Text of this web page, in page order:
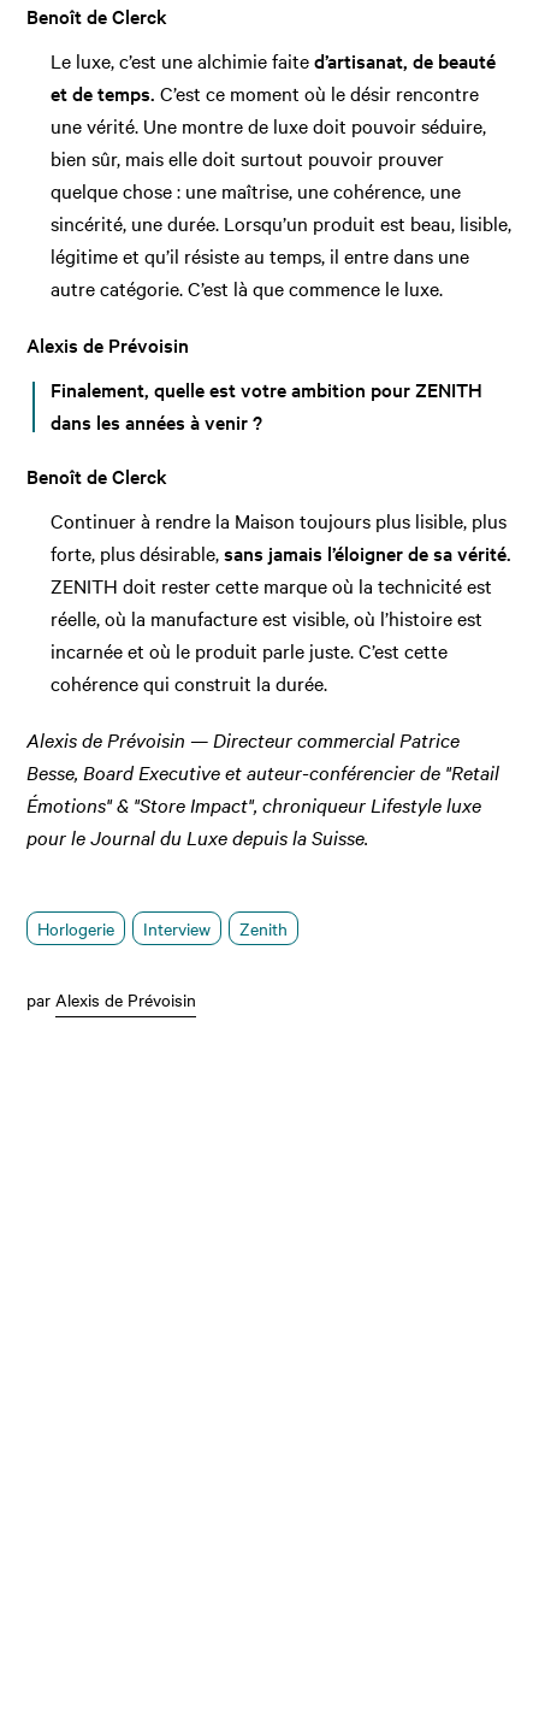
Benoît de Clerck
Le luxe, c’est une alchimie faited’artisanat, de beauté
et de temps. C’est ce moment où le désir rencontre
une vérité. Une montre de luxe doit pouvoir séduire,
bien sûr, mais elle doit surtout pouvoir prouver
quelque chose : une maîtrise, une cohérence, une
sincérité, une durée. Lorsqu’un produit est beau, lisible,
légitime et qu’il résiste au temps, il entre dans une
autre catégorie. C’est là que commence le luxe.
Alexis de Prévoisin
Finalement, quelle est votre ambition pour ZENITH
dans les années à venir ?
Benoît de Clerck
Continuer à rendre la Maison toujours plus lisible, plus
forte, plus désirable,sans jamais l’éloigner de sa vérité.
ZENITH doit rester cette marque où la technicité est
réelle, où la manufacture est visible, où l’histoire est
incarnée et où le produit parle juste. C’est cette
cohérence qui construit la durée.
Alexis de Prévoisin — Directeur commercial Patrice
Besse, Board Executive et auteur-conférencier de "Retail
Émotions" & "Store Impact", chroniqueur Lifestyle luxe
pour le Journal du Luxe depuis la Suisse.
Horlogerie Interview Zenith
parAlexis de Prévoisin